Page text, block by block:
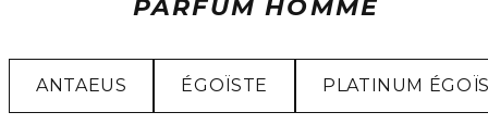
PARFUM HOMME
ANTAEUS ÉGOÏSTE PLATINUM